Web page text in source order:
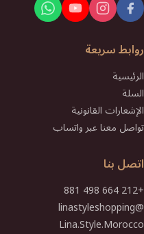
روابط سريعة
الرئيسية
السلة
الإشعارات القانونية
تواصل معنا عبر واتساب
اتصل بنا
+212 664 498 881
@linastyleshopping
Lina.Style.Morocco